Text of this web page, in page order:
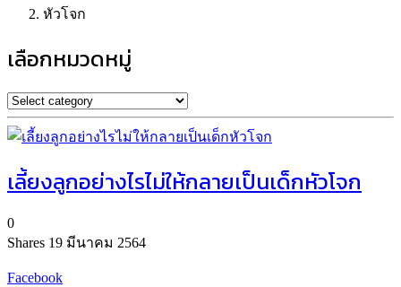
หัวโจก
เลือกหมวดหมู่
เลี้ยงลูกอย่างไรไม่ให้กลายเป็นเด็กหัวโจก
0
Shares 19 มีนาคม 2564
Facebook